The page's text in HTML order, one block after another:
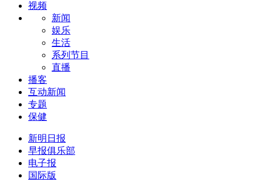
视频
新闻
娱乐
生活
系列节目
直播
播客
互动新闻
专题
保健
新明日报
早报俱乐部
电子报
国际版